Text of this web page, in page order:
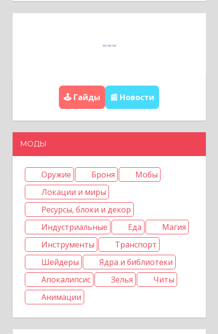
с
я
🕹️ Гайды 📰 Новости
МОДЫ
Оружие Броня
Мобы
Локации и миры
Ресурсы, блоки и декор
Индустриальные
Еда
Магия
Инструменты
Транспорт
Шейдеры
Ядра и библиотеки
Апокалипсис
Зелья
Читы
Анимации